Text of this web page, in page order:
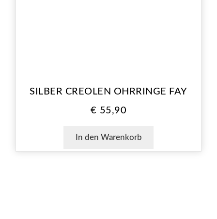
SILBER CREOLEN OHRRINGE FAY
€ 55,90
In den Warenkorb